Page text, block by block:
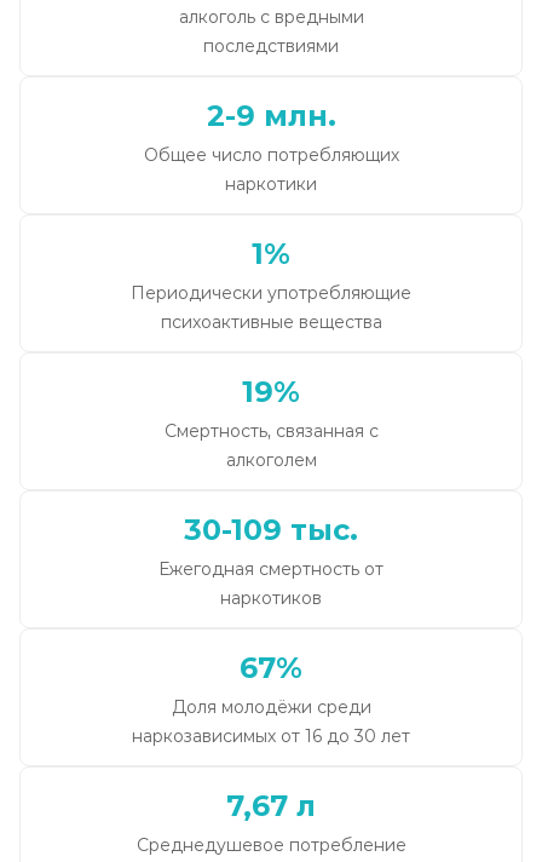
алкоголь с вредными
последствиями
2-9 млн.
Общее число потребляющих
наркотики
1%
Периодически употребляющие
психоактивные вещества
19%
Смертность, связанная с
алкоголем
30-109 тыс.
Ежегодная смертность от
наркотиков
67%
Доля молодёжи среди
наркозависимых от 16 до 30 лет
7,67 л
Среднедушевое потребление